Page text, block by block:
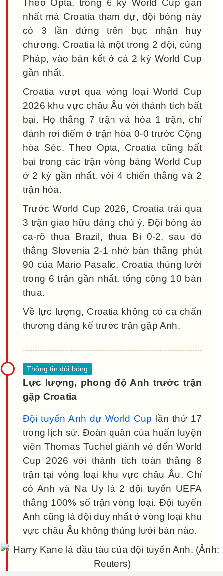
Theo Opta, trong 6 kỳ World Cup gần
nhất mà Croatia tham dự, đội bóng này
có 3 lần đứng trên bục nhận huy
chương. Croatia là một trong 2 đội, cùng
Pháp, vào bán kết ở cả 2 kỳ World Cup
gần nhất.
Croatia vượt qua vòng loại World Cup
2026 khu vực châu Âu với thành tích bất
bại. Họ thắng 7 trận và hòa 1 trận, chỉ
đánh rơi điểm ở trận hòa 0-0 trước Cộng
hòa Séc. Theo Opta, Croatia cũng bất
bại trong các trận vòng bảng World Cup
ở 2 kỳ gần nhất, với 4 chiến thắng và 2
trận hòa.
Trước World Cup 2026, Croatia trải qua
3 trận giao hữu đáng chú ý. Đội bóng áo
ca-rô thua Brazil, thua Bỉ 0-2, sau đó
thắng Slovenia 2-1 nhờ bàn thắng phút
90 của Mario Pasalic. Croatia thủng lưới
trong 6 trận gần nhất, tổng cộng 10 bàn
thua.
Về lực lượng, Croatia không có ca chấn
thương đáng kể trước trận gặp Anh.
Lực lượng, phong độ Anh trước trận
gặp Croatia
Đội tuyển Anh dự World Cup lần thứ 17
trong lịch sử. Đoàn quân của huấn luyện
viên Thomas Tuchel giành vé đến World
Cup 2026 với thành tích toàn thắng 8
trận tại vòng loại khu vực châu Âu. Chỉ
có Anh và Na Uy là 2 đội tuyển UEFA
thắng 100% số trận vòng loại. Đội tuyển
Anh cũng là đội duy nhất ở vòng loại khu
vực châu Âu không thủng lưới bàn nào.